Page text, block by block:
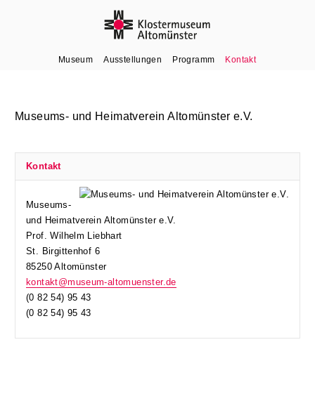
Museum Ausstellungen Programm Kontakt
Museums- und Heimatverein Altomünster e.V.
Kontakt
Museums-
und Heimatverein Altomünster e.V.
Prof. Wilhelm Liebhart
St. Birgittenhof 6
85250 Altomünster
kontakt@museum-altomuenster.de
(0 82 54) 95 43
(0 82 54) 95 43